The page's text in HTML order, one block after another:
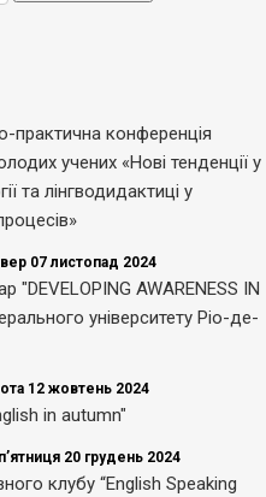
практична конференція
учених «Нові тенденції у
та лінгводидактиці у
07 листопад 2024
"DEVELOPING AWARENESS IN
університету Ріо-де-
12 жовтень 2024
in autumn"
20 грудень 2024
клубу “English Speaking